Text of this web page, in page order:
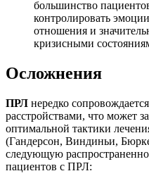
большинство
контролировать
отношения и
кризисными
Осложнения
ПРЛ нередко
расстройствами, что может
оптимальной тактики
(Гандерсон, Виндиньи,
следующую
пациентов с ПРЛ: